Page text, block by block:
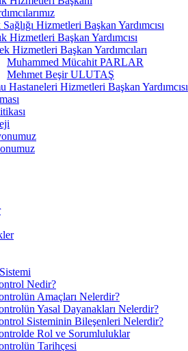
Hizmetleri Başkan Yardımcısı
Hizmetleri Başkan Yardımcısı
Hizmetleri Başkan Yardımcıları
Muhammed Mücahit PARLAR
Mehmet Beşir ULUTAŞ
Hastaneleri Hizmetleri Başkan Yardımcısı
Nedir?
Amaçları Nelerdir?
Yasal Dayanakları Nelerdir?
Sisteminin Bileşenleri Nelerdir?
Rol ve Sorumluluklar
Tarihçesi